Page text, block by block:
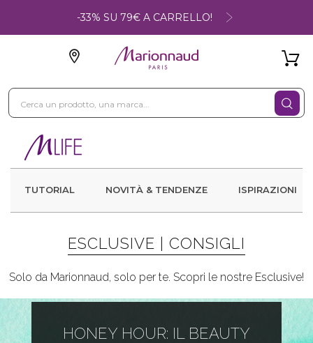
-33% SU 79€ A CARRELLO!
TUTORIAL NOVITÀ & TENDENZE ISPIRAZIONI
ESCLUSIVE | CONSIGLI
Solo da Marionnaud, solo per te. Scopri le nostre Esclusive!
HONEY HOUR: IL BEAUTY